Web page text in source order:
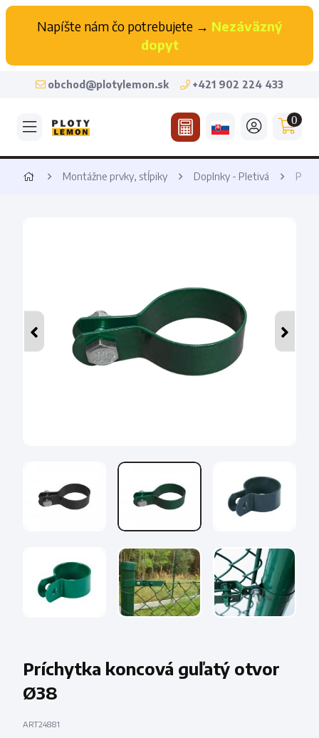
Napíšte nám čo potrebujete → Nezáväzný
dopyt
obchod@plotylemon.sk +421 902 224 433
0
Montážne prvky, stĺpiky Doplnky - Pletivá
Príchytka koncová guľatý otvor
Ø38
ART24881